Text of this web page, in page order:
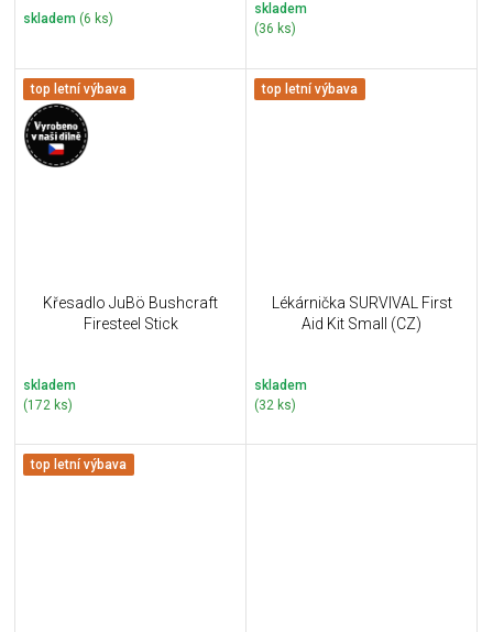
skladem (6 ks)
skladem
(36 ks)
top letní výbava
Křesadlo JuBö Bushcraft
Firesteel Stick
skladem
(172 ks)
top letní výbava
Lékárnička SURVIVAL First
Aid Kit Small (CZ)
skladem
(32 ks)
top letní výbava